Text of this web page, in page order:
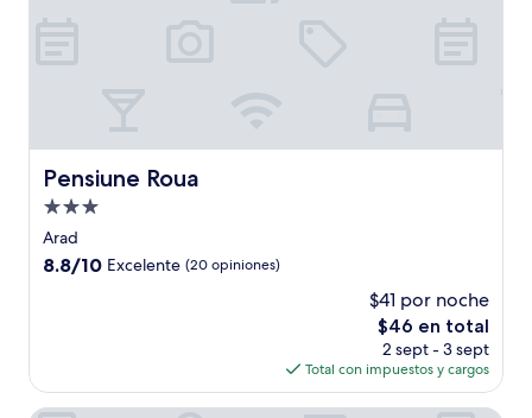
Pensiune Roua
Pensiune Roua
Propiedad
de
3.0
Arad
8.8
8.8/10 Excelente (20 opiniones)
$41 por noche
El
precio
actual
es
de
$46 en total
2 sept - 3 sept
Total con impuestos y cargos